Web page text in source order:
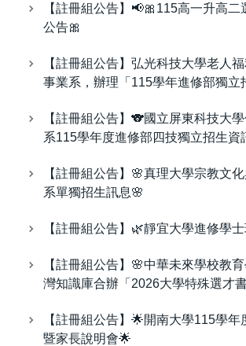
【註冊組公告】📢🎀115高一升高
公告🎀
【註冊組公告】弘光科技大學老人
事業系，辦理「115學年進修部獨立
【註冊組公告】🐨國立屏東科技大
系115學年度進修部四技獨立招生資
【註冊組公告】🌸真理大學宗教文
系單獨招生訊息🌸
【註冊組公告】🌿靜宜大學進修學
【註冊組公告】🌸中華未來學校教
灣知識庫合辦「2026大學特殊選才
【註冊組公告】🌟開南大學115學年
暨家長說明會🌟